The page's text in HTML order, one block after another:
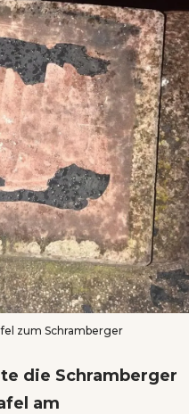
zum Schramberger
die Schramberger
am